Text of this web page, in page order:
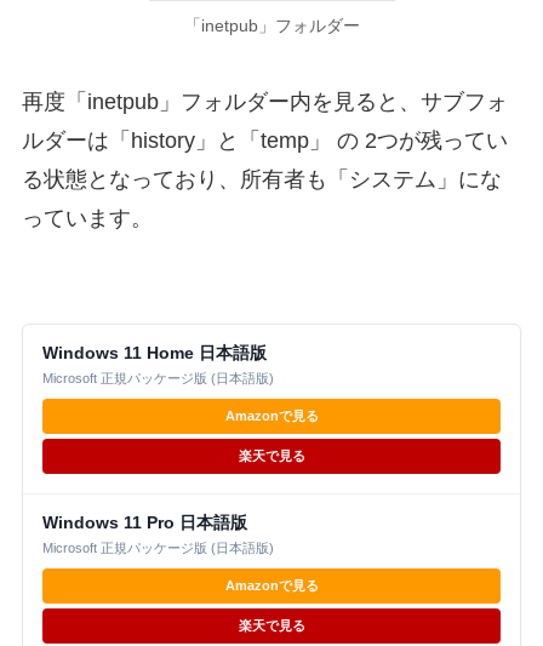
「inetpub」フォルダー
再度「inetpub」フォルダー内を見ると、サブフォ
ルダーは「history」と「temp」 の 2つが残ってい
る状態となっており、所有者も「システム」にな
っています。
Windows 11 Home 日本語版
Microsoft 正規パッケージ版 (日本語版)
Amazonで見る
楽天で見る
Windows 11 Pro 日本語版
Microsoft 正規パッケージ版 (日本語版)
Amazonで見る
楽天で見る